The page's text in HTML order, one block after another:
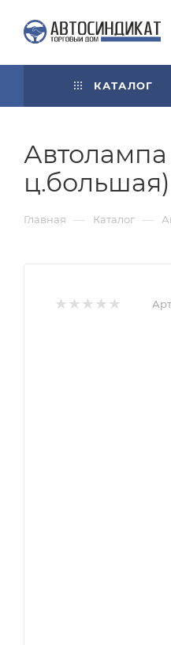
КАТАЛОГ
Автолампа
Главная — Каталог —